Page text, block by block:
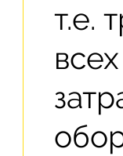
т.е.